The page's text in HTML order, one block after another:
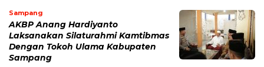
Sampang
AKBP Anang Hardiyanto
Laksanakan Silaturahmi Kamtibmas
Dengan Tokoh Ulama Kabupaten
Sampang